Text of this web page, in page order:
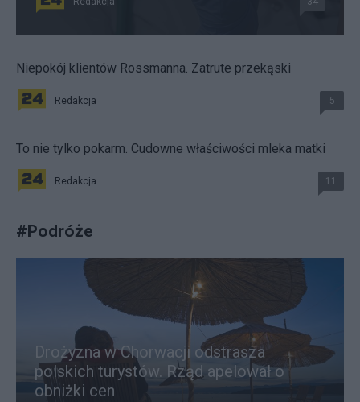
Niepokój klientów Rossmanna. Zatrute przekąski
Redakcja 5
To nie tylko pokarm. Cudowne właściwości mleka matki
Redakcja 11
#Podróże
Drożyzna w Chorwacji odstrasza
polskich turystów. Rząd apelował o
obniżki cen